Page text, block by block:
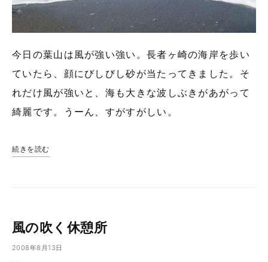
今日の葉山は風が強い強い。長者ヶ崎の海岸を歩い
ていたら、顔にびしびし砂が当たってきました。そ
れだけ風が強いと、海も大きな波しぶきがあがって
綺麗です。うーん、すがすがしい。
続きを読む
風の吹く休憩所
2008年8月13日